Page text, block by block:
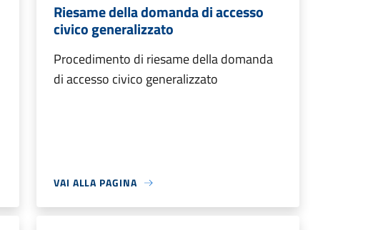
Riesame della domanda di accesso
civico generalizzato
Procedimento di riesame della domanda
di accesso civico generalizzato
VAI ALLA PAGINA